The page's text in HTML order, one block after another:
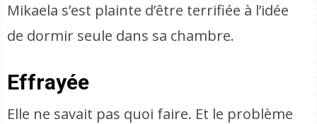
Mikaela s’est plainte d’être terrifiée à l’idée
de dormir seule dans sa chambre.
Effrayée
Elle ne savait pas quoi faire. Et le problème